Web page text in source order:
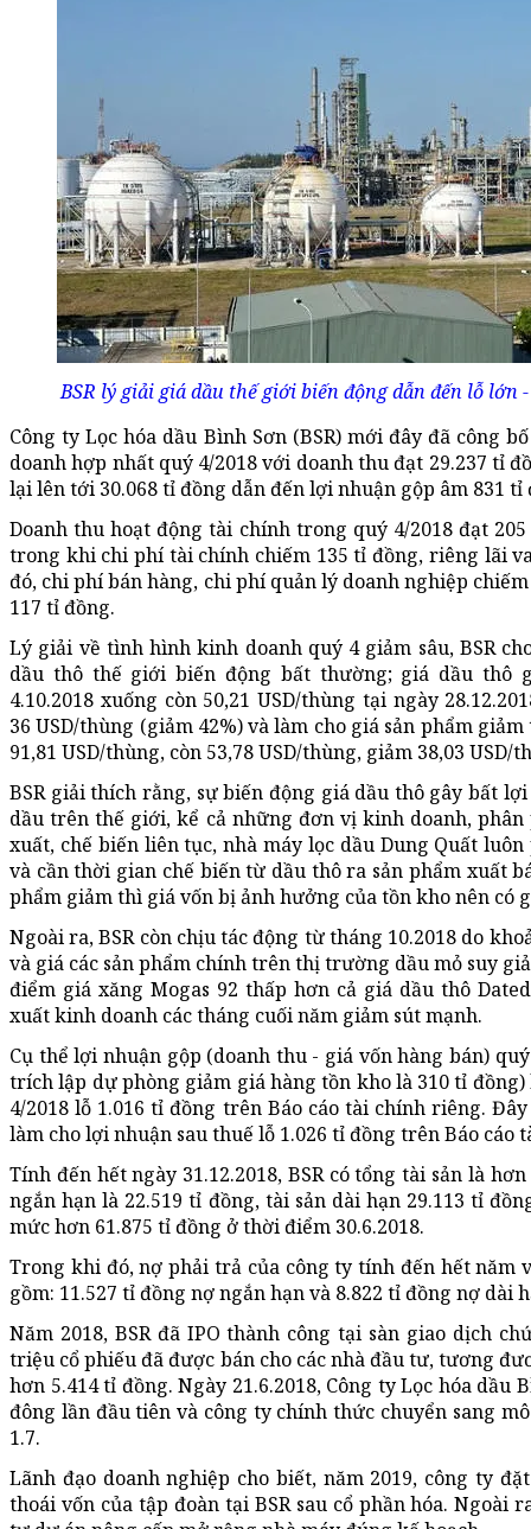
BSR lý giải giá dầu thế giới biến động dẫn đến lỗ
Công ty Lọc hóa dầu Bình Sơn (BSR) mới đây đã công
doanh hợp nhất quý 4/2018 với doanh thu đạt 29.237 tỉ
lại lên tới 30.068 tỉ đồng dẫn đến lợi nhuận gộp âm 831 tỉ
Doanh thu hoạt động tài chính trong quý 4/2018 đạt
trong khi chi phí tài chính chiếm 135 tỉ đồng, riêng lãi
đó, chi phí bán hàng, chi phí quản lý doanh nghiệp
117 tỉ đồng.
Lý giải về tình hình kinh doanh quý 4 giảm sâu, BSR
dầu thô thế giới biến động bất thường; giá dầu thô
4.10.2018 xuống còn 50,21 USD/thùng tại ngày
36 USD/thùng (giảm 42%) và làm cho giá sản phẩm
91,81 USD/thùng, còn 53,78 USD/thùng, giảm 38,03 USD/
BSR giải thích rằng, sự biến động giá dầu thô gây bất
dầu trên thế giới, kể cả những đơn vị kinh doanh, phân
xuất, chế biến liên tục, nhà máy lọc dầu Dung Quất
và cần thời gian chế biến từ dầu thô ra sản phẩm xuất
phẩm giảm thì giá vốn bị ảnh hưởng của tồn kho nên có
Ngoài ra, BSR còn chịu tác động từ tháng 10.2018 do
và giá các sản phẩm chính trên thị trường dầu mỏ suy
điểm giá xăng Mogas 92 thấp hơn cả giá dầu thô
xuất kinh doanh các tháng cuối năm giảm sút mạnh.
Cụ thể lợi nhuận gộp (doanh thu - giá vốn hàng bán)
trích lập dự phòng giảm giá hàng tồn kho là 310 tỉ
4/2018 lỗ 1.016 tỉ đồng trên Báo cáo tài chính riêng.
làm cho lợi nhuận sau thuế lỗ 1.026 tỉ đồng trên Báo cáo
Tính đến hết ngày 31.12.2018, BSR có tổng tài sản là
ngắn hạn là 22.519 tỉ đồng, tài sản dài hạn 29.113 tỉ
mức hơn 61.875 tỉ đồng ở thời điểm 30.6.2018.
Trong khi đó, nợ phải trả của công ty tính đến hết năm
gồm: 11.527 tỉ đồng nợ ngắn hạn và 8.822 tỉ đồng nợ dài
Năm 2018, BSR đã IPO thành công tại sàn giao dịch
triệu cổ phiếu đã được bán cho các nhà đầu tư, tương
hơn 5.414 tỉ đồng. Ngày 21.6.2018, Công ty Lọc hóa dầu
đông lần đầu tiên và công ty chính thức chuyển sang
1.7.
Lãnh đạo doanh nghiệp cho biết, năm 2019, công ty
thoái vốn của tập đoàn tại BSR sau cổ phần hóa. Ngoài